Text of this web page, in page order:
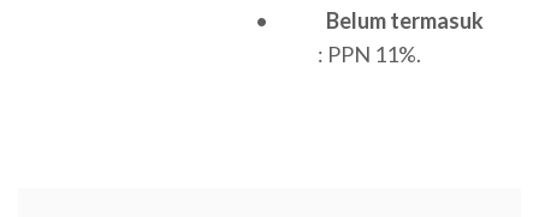
• Belum termasuk
: PPN 11%.